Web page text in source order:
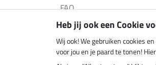
FAQ
Klimaatneutrale shop
Heb jij ook een Cookie
Wij ook! We gebruiken cookies
voor jou en je paard te tonen!